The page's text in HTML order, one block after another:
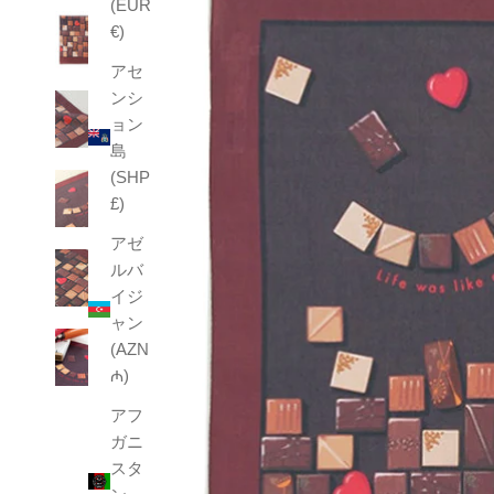
(EUR
€)
アセ
ンシ
ョン
島
(SHP
£)
アゼ
ルバ
イジ
ャン
(AZN
₼)
アフ
ガニ
スタ